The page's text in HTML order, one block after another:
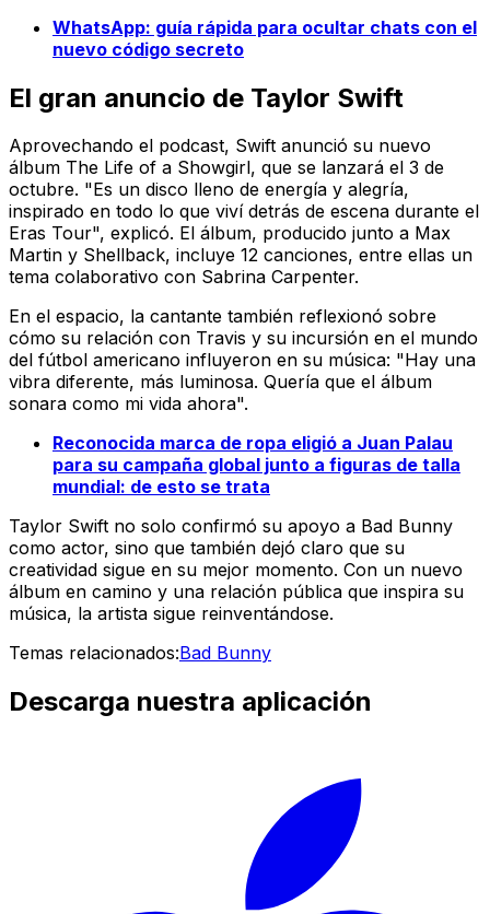
WhatsApp: guía rápida para ocultar chats con el
nuevo código secreto
El gran anuncio de Taylor Swift
Aprovechando el podcast, Swift anunció su nuevo
álbum The Life of a Showgirl, que se lanzará el 3 de
octubre. "Es un disco lleno de energía y alegría,
inspirado en todo lo que viví detrás de escena durante el
Eras Tour", explicó. El álbum, producido junto a Max
Martin y Shellback, incluye 12 canciones, entre ellas un
tema colaborativo con Sabrina Carpenter.
En el espacio, la cantante también reflexionó sobre
cómo su relación con Travis y su incursión en el mundo
del fútbol americano influyeron en su música: "Hay una
vibra diferente, más luminosa. Quería que el álbum
sonara como mi vida ahora".
Reconocida marca de ropa eligió a Juan Palau
para su campaña global junto a figuras de talla
mundial: de esto se trata
Taylor Swift no solo confirmó su apoyo a Bad Bunny
como actor, sino que también dejó claro que su
creatividad sigue en su mejor momento. Con un nuevo
álbum en camino y una relación pública que inspira su
música, la artista sigue reinventándose.
Temas relacionados:Bad Bunny
Descarga nuestra aplicación